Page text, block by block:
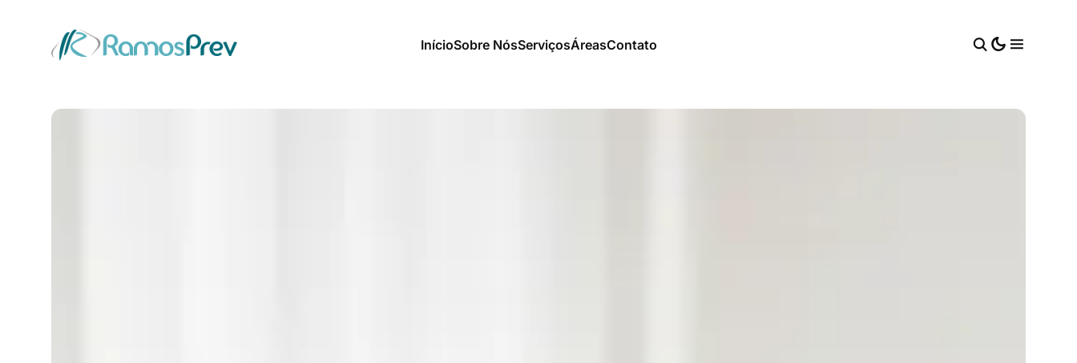
InícioSobre NósServiçosÁreasContato